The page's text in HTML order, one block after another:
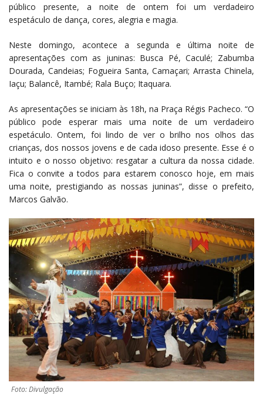
público presente, a noite de ontem foi um verdadeiro
espetáculo de dança, cores, alegria e magia.
Neste domingo, acontece a segunda e última noite de
apresentações com as juninas: Busca Pé, Caculé; Zabumba
Dourada, Candeias; Fogueira Santa, Camaçari; Arrasta Chinela,
Iaçu; Balancê, Itambé; Rala Buço; Itaquara.
As apresentações se iniciam às 18h, na Praça Régis Pacheco. “O
público pode esperar mais uma noite de um verdadeiro
espetáculo. Ontem, foi lindo de ver o brilho nos olhos das
crianças, dos nossos jovens e de cada idoso presente. Esse é o
intuito e o nosso objetivo: resgatar a cultura da nossa cidade.
Fica o convite a todos para estarem conosco hoje, em mais
uma noite, prestigiando as nossas juninas”, disse o prefeito,
Marcos Galvão.
Foto: Divulgação